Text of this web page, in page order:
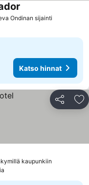
Ondinan sijainti
Katso hinnat
Jaa
kaupunkiin